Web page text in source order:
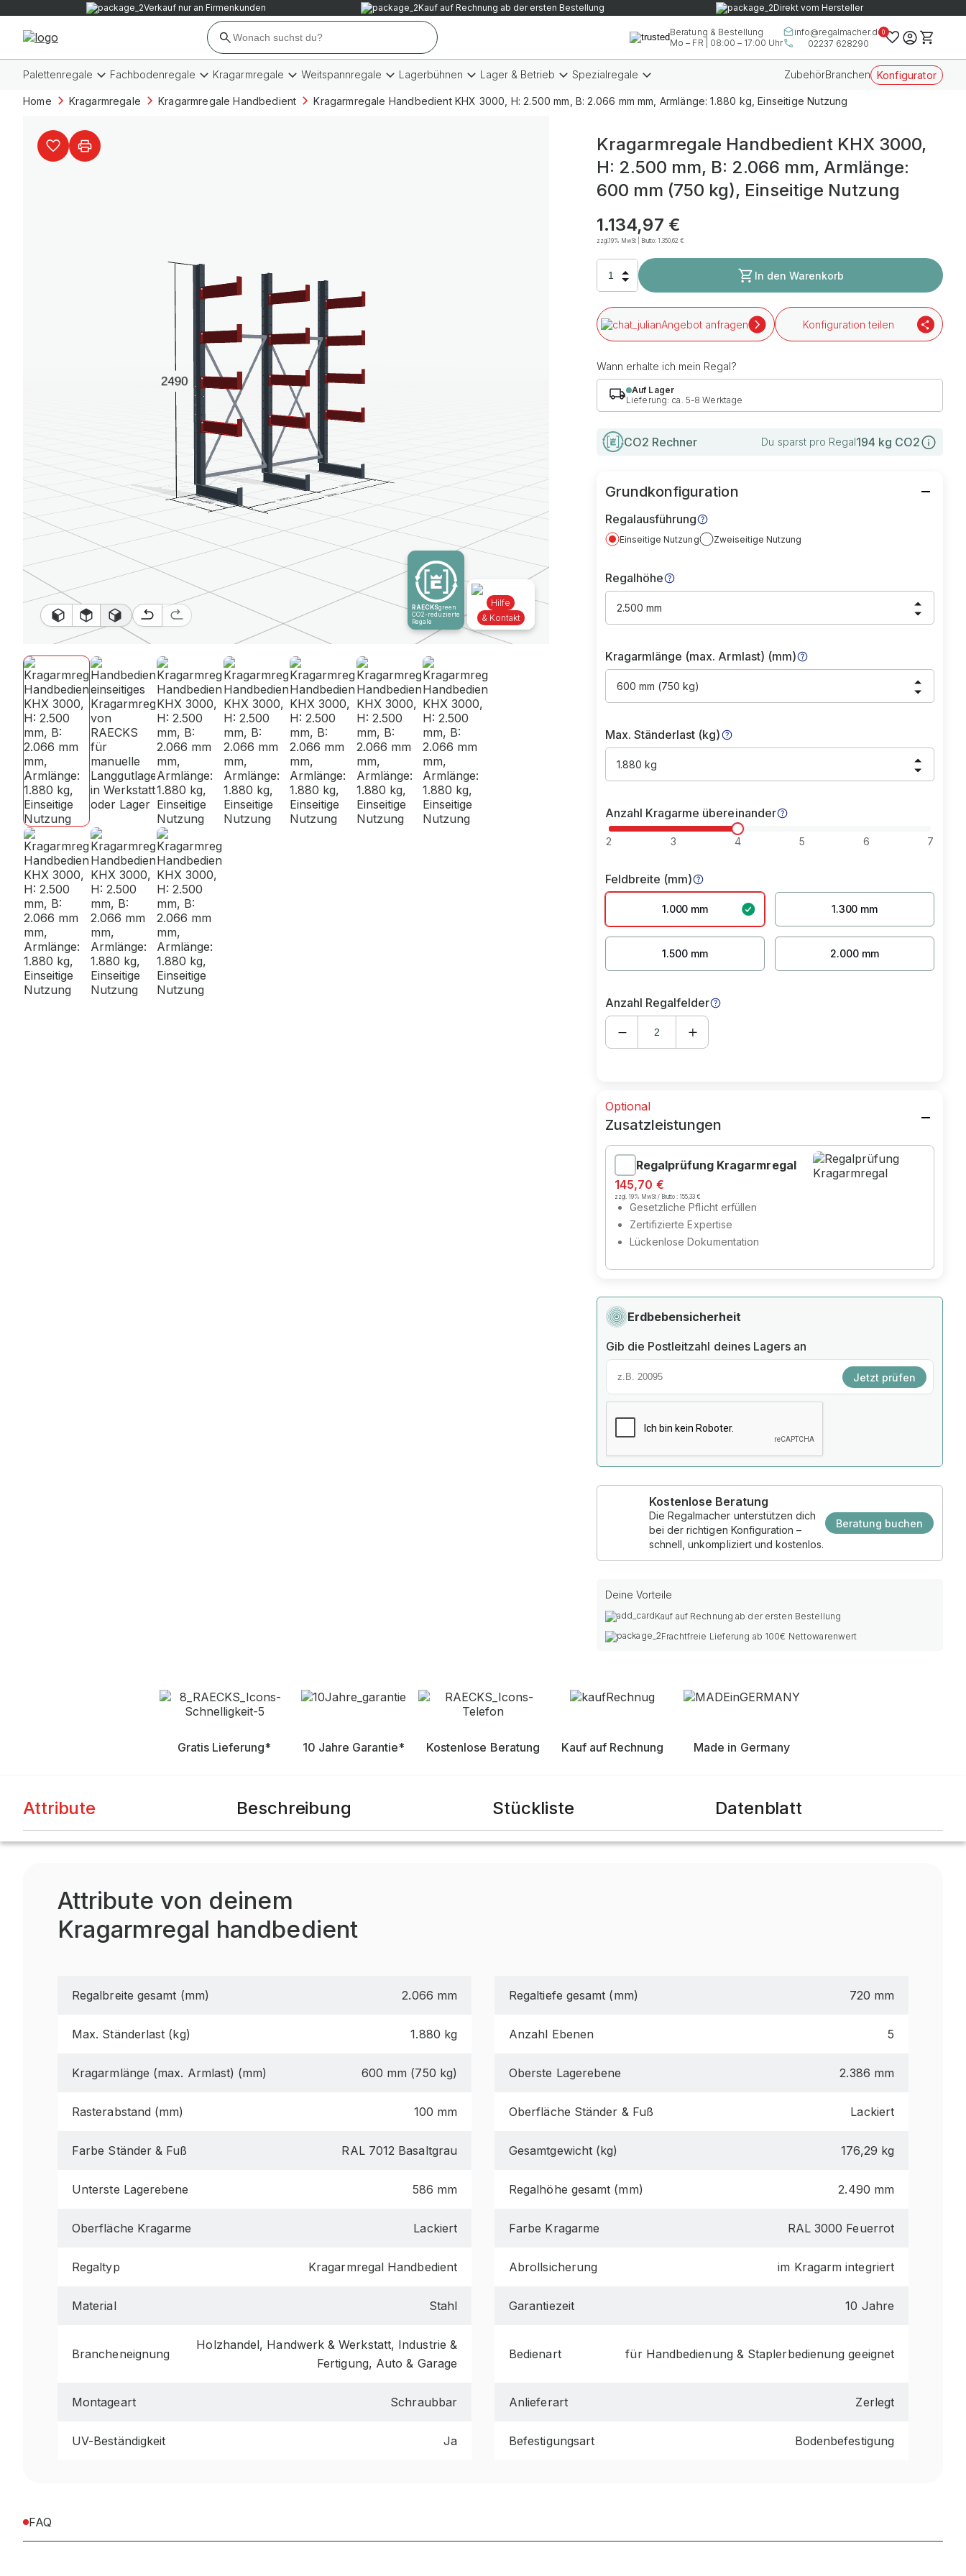
Verkauf nur an Firmenkunden Kauf auf Rechnung ab der ersten Bestellung Direkt vom Hersteller
Beratung & Bestellung
Mo – FR | 08:00 – 17:00 Uhr
info@regalmacher.de
02237 628290
0
Palettenregale Fachbodenregale Kragarmregale Weitspannregale Lagerbühnen Lager & Betrieb Spezialregale ZubehörBranchen Konfigurator
Home Kragarmregale Kragarmregale Handbedient Kragarmregale Handbedient KHX 3000, H: 2.500 mm, B: 2.066 mm mm, Armlänge: 1.880 kg, Einseitige Nutzung
RAECKSgreen
CO2-reduzierte
Regale
Hilfe
& Kontakt
Kragarmregale Handbedient KHX 3000,
H: 2.500 mm, B: 2.066 mm, Armlänge:
600 mm (750 kg), Einseitige Nutzung
1.134,97 €
zzgl.19% MwSt | Brutto:1.350,62 €
In den Warenkorb
Angebot anfragen Konfiguration teilen
Wann erhalte ich mein Regal?
Auf Lager
Lieferung: ca. 5-8 Werktage
CO2 Rechner Du sparst pro Regal194 kg CO2
Grundkonfiguration
Regalausführung
Einseitige Nutzung Zweiseitige Nutzung
Regalhöhe
2.500 mm
Kragarmlänge (max. Armlast) (mm)
600 mm (750 kg)
Max. Ständerlast (kg)
1.880 kg
Anzahl Kragarme übereinander
2 3 4 5 6 7
Feldbreite (mm)
1.000 mm 1.300 mm
1.500 mm 2.000 mm
Anzahl Regalfelder
Optional
Zusatzleistungen
Regalprüfung Kragarmregal
145,70 €
zzgl. 19% MwSt / Brutto :155,33 €
Gesetzliche Pflicht erfüllen
Zertifizierte Expertise
Lückenlose Dokumentation
Erdbebensicherheit
Gib die Postleitzahl deines Lagers an
Jetzt prüfen
Kostenlose Beratung
Die Regalmacher unterstützen dich
bei der richtigen Konfiguration –
schnell, unkompliziert und kostenlos.
Beratung buchen
Deine Vorteile
Kauf auf Rechnung ab der ersten Bestellung
Frachtfreie Lieferung ab 100€ Nettowarenwert
Gratis Lieferung* 10 Jahre Garantie* Kostenlose Beratung Kauf auf Rechnung Made in Germany
Attribute Beschreibung Stückliste Datenblatt
Attribute von deinem
Kragarmregal handbedient
Regalbreite gesamt (mm) 2.066 mm Regaltiefe gesamt (mm) 720 mm
Max. Ständerlast (kg) 1.880 kg Anzahl Ebenen 5
Kragarmlänge (max. Armlast) (mm) 600 mm (750 kg) Oberste Lagerebene 2.386 mm
Rasterabstand (mm) 100 mm Oberfläche Ständer & Fuß Lackiert
Farbe Ständer & Fuß RAL 7012 Basaltgrau Gesamtgewicht (kg) 176,29 kg
Unterste Lagerebene 586 mm Regalhöhe gesamt (mm) 2.490 mm
Oberfläche Kragarme Lackiert Farbe Kragarme RAL 3000 Feuerrot
Regaltyp Kragarmregal Handbedient Abrollsicherung im Kragarm integriert
Material Stahl Garantiezeit 10 Jahre
Brancheneignung
Holzhandel, Handwerk & Werkstatt, Industrie &
Fertigung, Auto & Garage
Bedienart für Handbedienung & Staplerbedienung geeignet
Montageart Schraubbar Anlieferart Zerlegt
UV-Beständigkeit Ja Befestigungsart Bodenbefestigung
FAQ